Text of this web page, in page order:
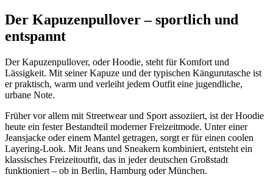
Der Kapuzenpullover – sportlich und
entspannt
Der Kapuzenpullover, oder Hoodie, steht für Komfort und
Lässigkeit. Mit seiner Kapuze und der typischen Kängurutasche ist
er praktisch, warm und verleiht jedem Outfit eine jugendliche,
urbane Note.
Früher vor allem mit Streetwear und Sport assoziiert, ist der Hoodie
heute ein fester Bestandteil moderner Freizeitmode. Unter einer
Jeansjacke oder einem Mantel getragen, sorgt er für einen coolen
Layering-Look. Mit Jeans und Sneakern kombiniert, entsteht ein
klassisches Freizeitoutfit, das in jeder deutschen Großstadt
funktioniert – ob in Berlin, Hamburg oder München.